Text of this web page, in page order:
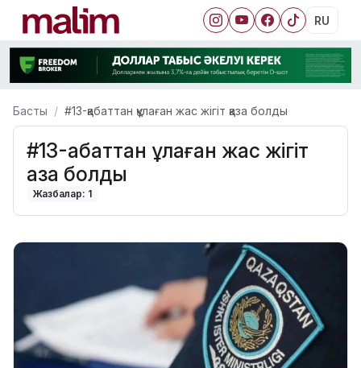
RU
Басты #13-қабаттан құлаған жас жігіт қаза болды
#13-қабаттан құлаған жас жігіт
қаза болды
Жазбалар: 1